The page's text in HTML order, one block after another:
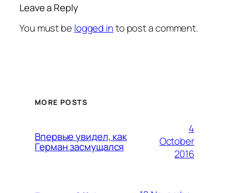
Leave a Reply
You must be logged into post a comment.
MORE POSTS
Впервые увидел, как
Герман засмущался
4
October
2016